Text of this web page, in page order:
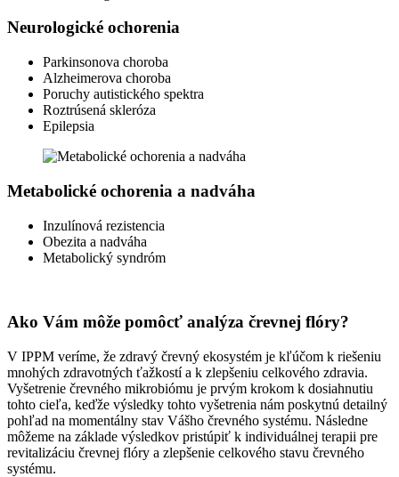
Neurologické ochorenia
Parkinsonova choroba
Alzheimerova choroba
Poruchy autistického spektra
Roztrúsená skleróza
Epilepsia
Metabolické ochorenia a nadváha
Inzulínová rezistencia
Obezita a nadváha
Metabolický syndróm
Ako Vám môže pomôcť analýza črevnej flóry?
V IPPM veríme, že zdravý črevný ekosystém je kľúčom k riešeniu
mnohých zdravotných ťažkostí a k zlepšeniu celkového zdravia.
Vyšetrenie črevného mikrobiómu je prvým krokom k dosiahnutiu
tohto cieľa, keďže výsledky tohto vyšetrenia nám poskytnú detailný
pohľad na momentálny stav Vášho črevného systému. Následne
môžeme na základe výsledkov pristúpiť k individuálnej terapii pre
revitalizáciu črevnej flóry a zlepšenie celkového stavu črevného
systému.